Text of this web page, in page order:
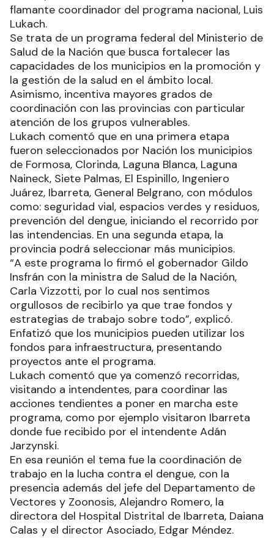
flamante coordinador del programa nacional, Luis
Lukach.
Se trata de un programa federal del Ministerio de
Salud de la Nación que busca fortalecer las
capacidades de los municipios en la promoción y
la gestión de la salud en el ámbito local.
Asimismo, incentiva mayores grados de
coordinación con las provincias con particular
atención de los grupos vulnerables.
Lukach comentó que en una primera etapa
fueron seleccionados por Nación los municipios
de Formosa, Clorinda, Laguna Blanca, Laguna
Naineck, Siete Palmas, El Espinillo, Ingeniero
Juárez, Ibarreta, General Belgrano, con módulos
como: seguridad vial, espacios verdes y residuos,
prevención del dengue, iniciando el recorrido por
las intendencias. En una segunda etapa, la
provincia podrá seleccionar más municipios.
“A este programa lo firmó el gobernador Gildo
Insfrán con la ministra de Salud de la Nación,
Carla Vizzotti, por lo cual nos sentimos
orgullosos de recibirlo ya que trae fondos y
estrategias de trabajo sobre todo”, explicó.
Enfatizó que los municipios pueden utilizar los
fondos para infraestructura, presentando
proyectos ante el programa.
Lukach comentó que ya comenzó recorridas,
visitando a intendentes, para coordinar las
acciones tendientes a poner en marcha este
programa, como por ejemplo visitaron Ibarreta
donde fue recibido por el intendente Adán
Jarzynski.
En esa reunión el tema fue la coordinación de
trabajo en la lucha contra el dengue, con la
presencia además del jefe del Departamento de
Vectores y Zoonosis, Alejandro Romero, la
directora del Hospital Distrital de Ibarreta, Daiana
Calas y el director Asociado, Edgar Méndez.